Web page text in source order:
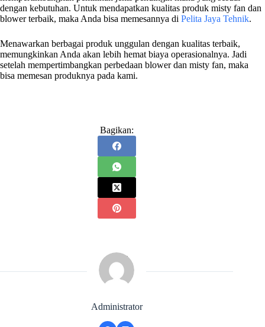
dengan kebutuhan. Untuk mendapatkan kualitas produk misty fan dan
blower terbaik, maka Anda bisa memesannya di Pelita Jaya Tehnik.
Menawarkan berbagai produk unggulan dengan kualitas terbaik,
memungkinkan Anda akan lebih hemat biaya operasionalnya. Jadi
setelah mempertimbangkan perbedaan blower dan misty fan, maka
bisa memesan produknya pada kami.
Bagikan:
Administrator